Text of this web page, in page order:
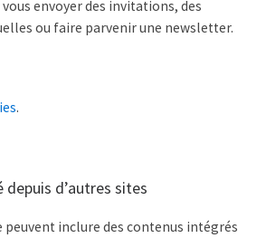
envoyer des invitations, des
ou faire parvenir une newsletter.
.
d’autres sites
peuvent inclure des contenus intégrés